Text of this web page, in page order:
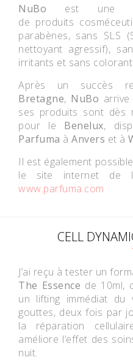
NuBo est une
de produits
parabènes, sans SLS
nettoyant agressif),
irritants et sans
Après un succès
Bretagne, NuBo
ses produits sont dès
pour le Benelux,
Parfuma à Anvers et à
Il est également
le site internet de
www.parfuma.com
CELL
J’ai reçu à tester un
The Essence de 10ml,
un lifting immédiat du
gouttes, deux fois par
la réparation
améliore l’effet des
nuit.